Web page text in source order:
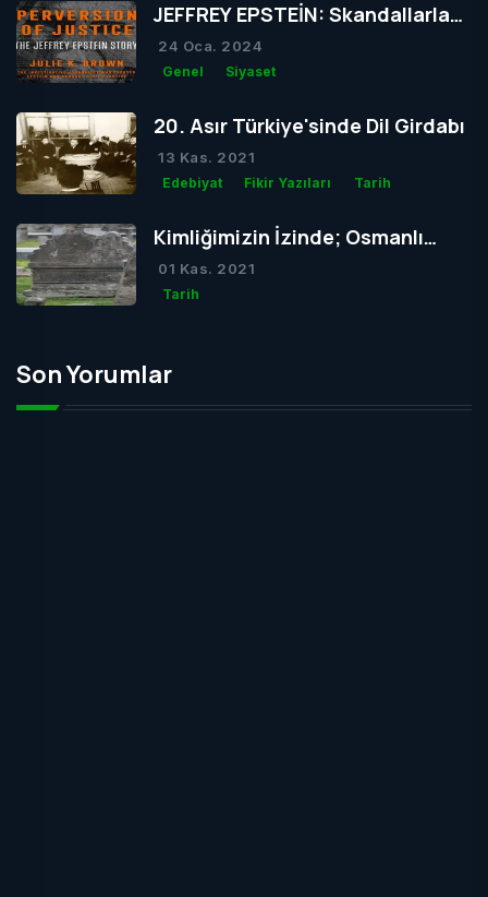
JEFFREY EPSTEİN: Skandallarla
Dolu Bir Hayatın Ardındaki Gizem
24 Oca. 2024
Genel Siyaset
20. Asır Türkiye'sinde Dil Girdabı
13 Kas. 2021
Edebiyat Fikir Yazıları Tarih
Kimliğimizin İzinde; Osmanlı
Mezar Taşları
01 Kas. 2021
Tarih
Son Yorumlar